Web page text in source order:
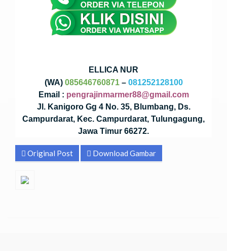
ELLICA NUR
(WA) 085646760871– 081252128100
Email : pengrajinmarmer88@gmail.com
Jl. Kanigoro Gg 4 No. 35, Blumbang, Ds.
Campurdarat, Kec. Campurdarat, Tulungagung,
Jawa Timur 66272.
Original Post Download Gambar